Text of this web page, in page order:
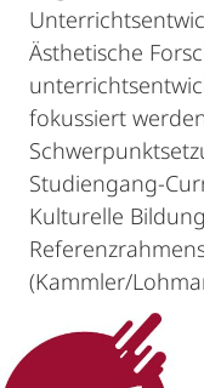
Ästhetische
fokussiert
Studiengang-
Kulturelle
(Kammler/